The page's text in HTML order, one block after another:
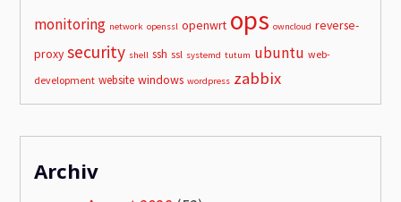
monitoring network openssl openwrt ops owncloud reverse-
proxy security shell ssh ssl systemd tutum ubuntu web-
development website windows wordpress zabbix
Archiv